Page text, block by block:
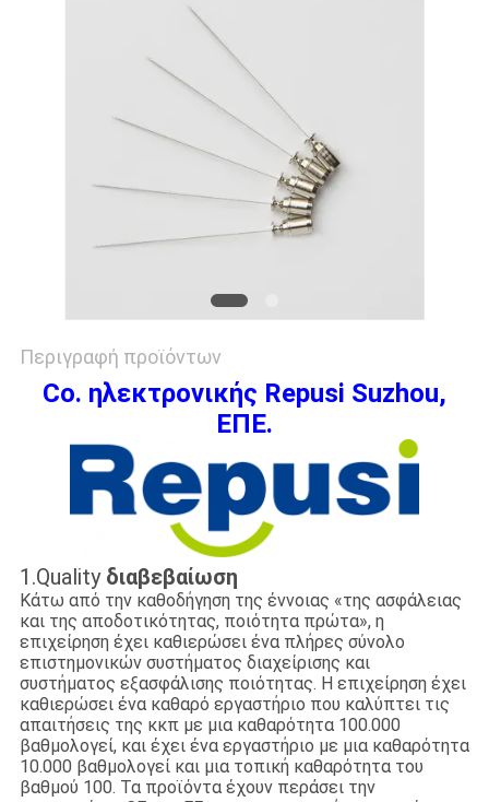
Περιγραφή προϊόντων
Co. ηλεκτρονικής Repusi Suzhou,
ΕΠΕ.
1.Quality διαβεβαίωση
Κάτω από την καθοδήγηση της έννοιας «της ασφάλειας
και της αποδοτικότητας, ποιότητα πρώτα», η
επιχείρηση έχει καθιερώσει ένα πλήρες σύνολο
επιστημονικών συστήματος διαχείρισης και
συστήματος εξασφάλισης ποιότητας. Η επιχείρηση έχει
καθιερώσει ένα καθαρό εργαστήριο που καλύπτει τις
απαιτήσεις της κκπ με μια καθαρότητα 100.000
βαθμολογεί, και έχει ένα εργαστήριο με μια καθαρότητα
10.000 βαθμολογεί και μια τοπική καθαρότητα του
βαθμού 100. Τα προϊόντα έχουν περάσει την